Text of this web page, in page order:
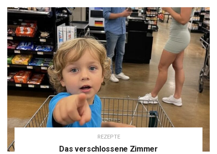
REZEPTE
Das verschlossene Zimmer